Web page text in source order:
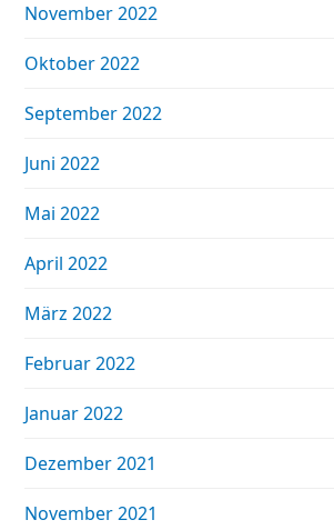
November 2022
Oktober 2022
September 2022
Juni 2022
Mai 2022
April 2022
März 2022
Februar 2022
Januar 2022
Dezember 2021
November 2021